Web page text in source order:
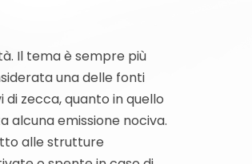
Il tema è sempre più
una delle fonti
zecca, quanto in quello
alcuna emissione nociva.
alle strutture